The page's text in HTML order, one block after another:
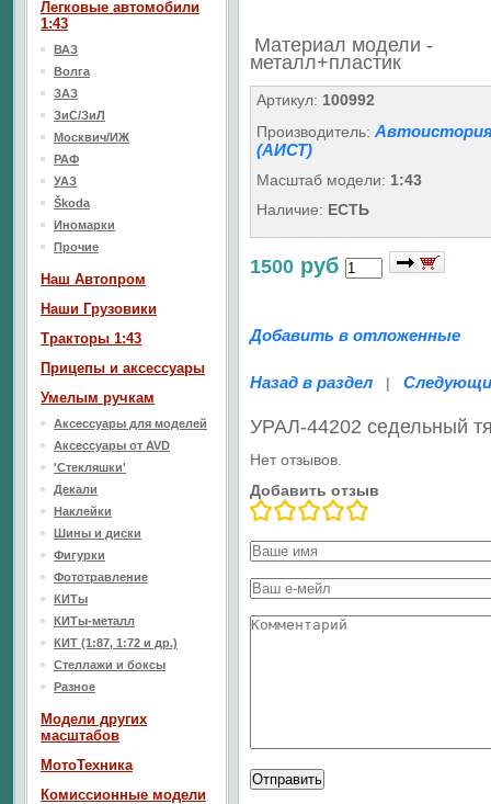
Материал модели -
металл+пластик
Артикул: 100992
Производитель:
(АИСТ)
Масштаб модели: 1:43
Наличие: ЕСТЬ
1500 руб
Добавить в отложенные
Назад в раздел |
УРАЛ-44202 седельный
Нет отзывов.
Добавить отзыв
Легковые автомобили
1:43
ВАЗ
Волга
ЗАЗ
ЗиС/ЗиЛ
Москвич/ИЖ
РАФ
УАЗ
Škoda
Иномарки
Прочие
Наш Aвтопром
Наши Грузовики
Тракторы 1:43
Прицепы и аксессуары
Умелым ручкам
Аксессуары для моделей
Аксессуары от AVD
'Стекляшки'
Декали
Наклейки
Шины и диски
Фигурки
Фототравление
КИТы
КИТы-металл
КИТ (1:87, 1:72 и др.)
Стеллажи и боксы
Разное
Модели других
масштабов
МотоТехника
Комиссионные модели